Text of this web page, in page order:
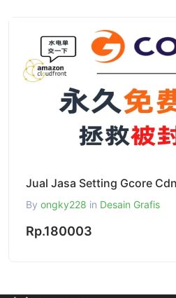
By ongky228 in Desain Grafis
Rp.180003